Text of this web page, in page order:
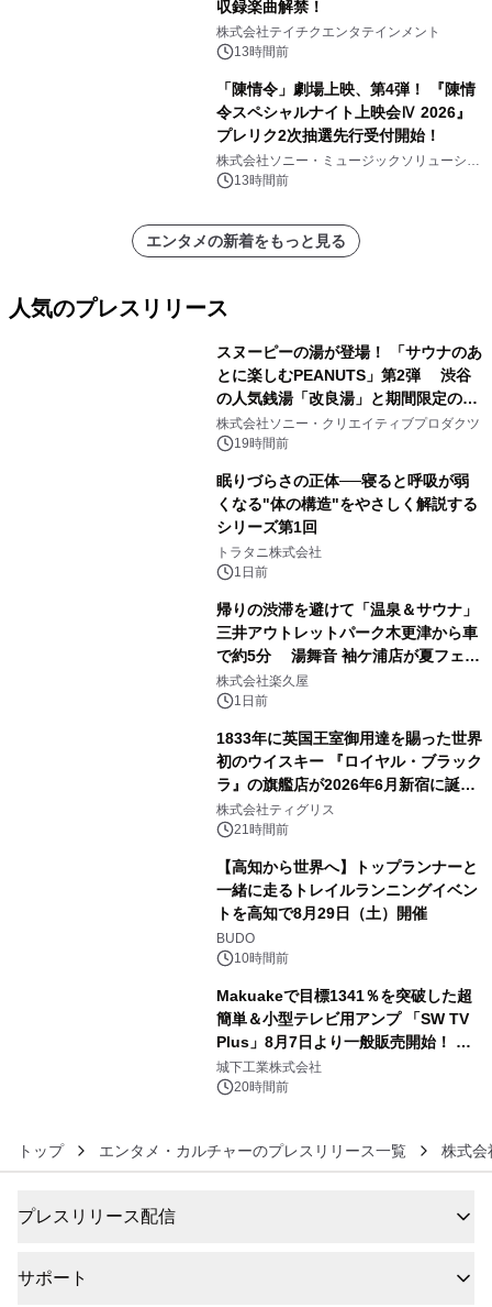
収録楽曲解禁！
株式会社テイチクエンタテインメント
13時間前
「陳情令」劇場上映、第4弾！ 『陳情
令スペシャルナイト上映会Ⅳ 2026』
プレリク2次抽選先行受付開始！
株式会社ソニー・ミュージックソリューショ
ンズ13時間前
エンタメの新着をもっと見る
人気のプレスリリース
スヌーピーの湯が登場！ 「サウナのあ
とに楽しむPEANUTS」第2弾 渋谷
の人気銭湯「改良湯」と期間限定のコ
ラボレーション サウナイキタイコラ
ボグッズも発売決定！
株式会社ソニー・クリエイティブプロダクツ
19時間前
眠りづらさの正体──寝ると呼吸が弱
くなる"体の構造"をやさしく解説する
シリーズ第1回
トラタニ株式会社
1日前
帰りの渋滞を避けて「温泉＆サウナ」
三井アウトレットパーク木更津から車
で約5分 湯舞音 袖ケ浦店が夏フェア
メニューを提供
株式会社楽久屋
1日前
1833年に英国王室御用達を賜った世界
初のウイスキー 『ロイヤル・ブラック
ラ』の旗艦店が2026年6月新宿に誕
生 バカルディ ジャパンと連携した
没入型バー「BAR Arca」
株式会社ティグリス
21時間前
【高知から世界へ】トップランナーと
一緒に走るトレイルランニングイベン
トを高知で8月29日（土）開催
BUDO
10時間前
Makuakeで目標1341％を突破した超
簡単＆小型テレビ用アンプ 「SW TV
Plus」8月7日より一般販売開始！ ケ
ーブル1本つなぐだけ、テレビの音が
ぐっと豊かに
城下工業株式会社
20時間前
トップ エンタメ・カルチャーのプレスリリース一覧 株式会
プレスリリース配信
サポート